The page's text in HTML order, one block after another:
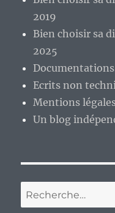
2019
Bien choisir sa
2025
Ecrits non
Mentions
Un blog
Recherche
pour :